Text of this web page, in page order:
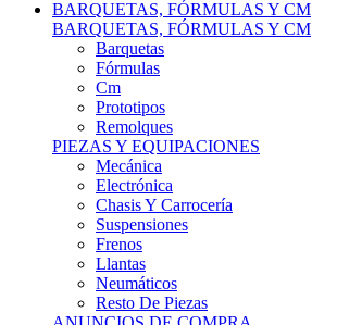
Barquetas
Fórmulas
Cm
Prototipos
Remolques
PIEZAS Y EQUIPACIONES
Mecánica
Electrónica
Chasis Y Carrocería
Suspensiones
Frenos
Llantas
Neumáticos
Resto De Piezas
ANUNCIOS DE COMPRA
Compra Vehículos